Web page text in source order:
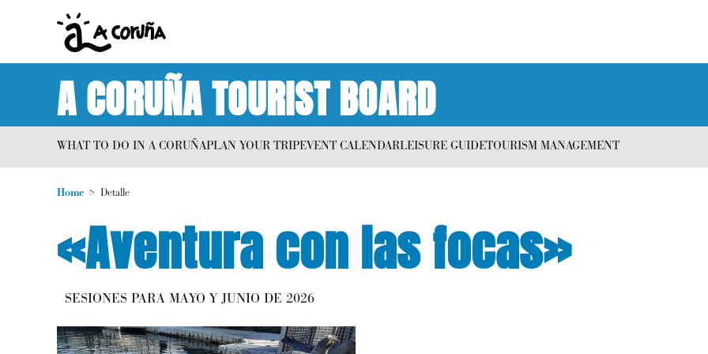
A CORUÑA TOURIST BOARD
WHAT TO DO IN A CORUÑAPLAN YOUR TRIPEVENT CALENDARLEISURE GUIDETOURISM MANAGEMENT
Home Detalle
«Aventura con las focas»
SESIONES PARA MAYO Y JUNIO DE 2026